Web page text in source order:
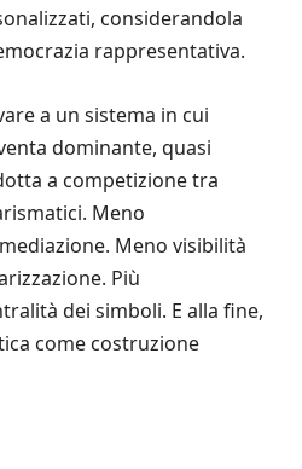
considerandola
rappresentativa.
a un sistema in cui
dominante, quasi
a competizione tra
Meno
Meno visibilità
Più
dei simboli. E alla fine,
come costruzione